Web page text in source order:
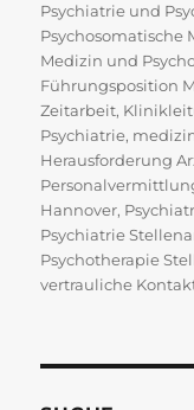
Psychiatrie und
Psychosomatische
Medizin und
Führungsposition
Zeitarbeit,
Psychiatrie,
Herausforderung
Hannover,
Psychiatrie
Psychotherapie
vertrauliche